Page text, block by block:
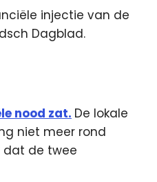
injectie van de
Dagblad.
nood zat. De lokale
niet meer rond
dat de twee